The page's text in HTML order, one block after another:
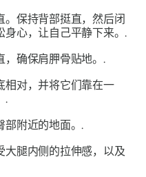
。保持背部挺直，然后闭
身心，让自己平静下来。.
，确保肩胛骨贴地。.
相对，并将它们靠在一
.
部附近的地面。.
大腿内侧的拉伸感，以及